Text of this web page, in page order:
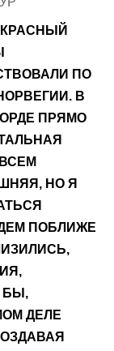
ПО
В
ПРЯМО
НО Я
ПОБЛИЖЕ
БЫ,
ДЕЛЕ